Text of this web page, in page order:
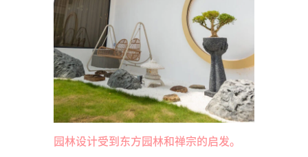
园林设计受到东方园林和禅宗的启发。